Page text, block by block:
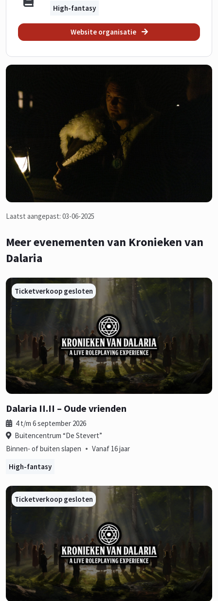
High-fantasy
Website organisatie
Laatst aangepast: 03-06-2025
Meer evenementen van Kronieken van
Dalaria
Ticketverkoop gesloten
Dalaria II.II – Oude vrienden
4 t/m 6 september 2026
Buitencentrum “De Stevert”
Binnen- of buiten slapen • Vanaf 16 jaar
High-fantasy
Ticketverkoop gesloten